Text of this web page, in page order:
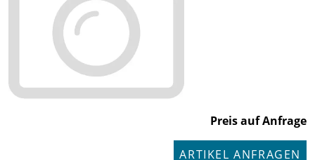
Preis auf Anfrage
ARTIKEL ANFRAGEN